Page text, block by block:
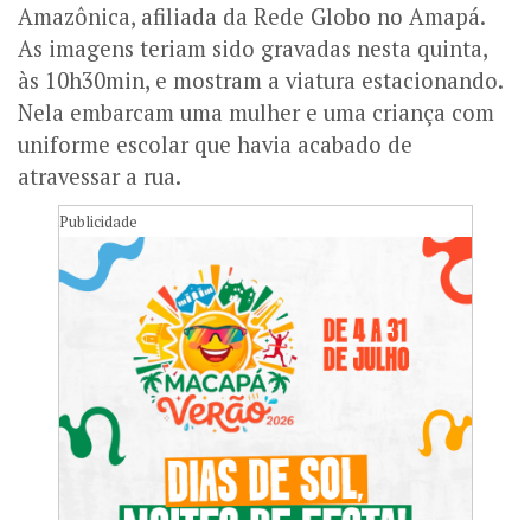
Amazônica, afiliada da Rede Globo no Amapá.
As imagens teriam sido gravadas nesta quinta,
às 10h30min, e mostram a viatura estacionando.
Nela embarcam uma mulher e uma criança com
uniforme escolar que havia acabado de
atravessar a rua.
Publicidade